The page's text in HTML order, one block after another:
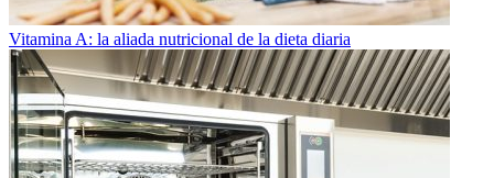
Vitamina A: la aliada nutricional de la dieta diaria